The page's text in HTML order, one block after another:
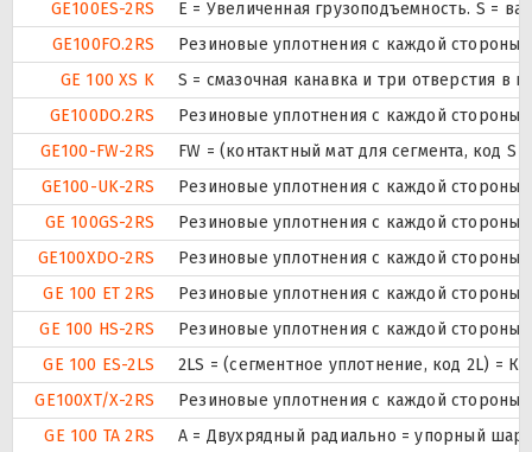
GE100ES-2RS
E = Увеличенная грузоподъемность. S =
GE100FO.2RS
Резиновые уплотнения с каждой стороны
GE 100 XS K
S = смазочная канавка и три отверстия в
GE100DO.2RS
Резиновые уплотнения с каждой стороны
GE100-FW-2RS
FW = (контактный мат для сегмента, код
GE100-UK-2RS
Резиновые уплотнения с каждой стороны
GE 100GS-2RS
Резиновые уплотнения с каждой стороны
GE100XDO-2RS
Резиновые уплотнения с каждой стороны
GE 100 ET 2RS
Резиновые уплотнения с каждой стороны
GE 100 HS-2RS
Резиновые уплотнения с каждой стороны
GE 100 ES-2LS
2LS = (сегментное уплотнение, код 2L) =
GE100XT/X-2RS
Резиновые уплотнения с каждой стороны
GE 100 TA 2RS
A = Двухрядный радиально = упорный